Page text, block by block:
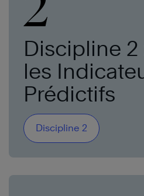
Discipline 2
les
Prédictifs
Discipline 2